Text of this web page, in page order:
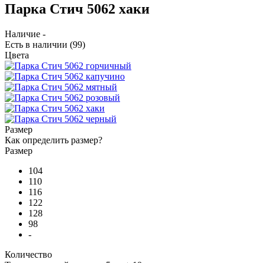
Парка Стич 5062 хаки
Наличие -
Есть в наличии (99)
Цвета
Размер
Как определить размер?
Размер
104
110
116
122
128
98
-
Количество